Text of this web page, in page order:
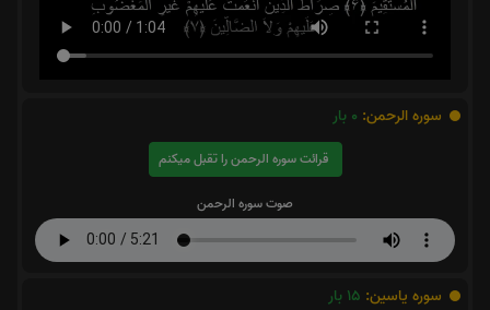
سوره الرحمن: 0 بار
قرائت سوره الرحمن را تقبل میکنم
صوت سوره الرحمن
سوره یاسین: 15 بار